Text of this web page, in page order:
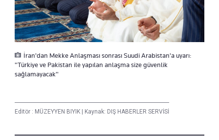
İran'dan Mekke Anlaşması sonrası Suudi Arabistan'a uyarı:
"Türkiye ve Pakistan ile yapılan anlaşma size güvenlik
sağlamayacak"
Editör : MÜZEYYEN BIYIK Kaynak: DIŞ HABERLER SERVİSİ